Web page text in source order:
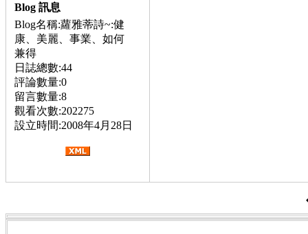
Blog 訊息
Blog名稱:蘿雅蒂詩~:健
康、美麗、事業、如何
兼得
日誌總數:44
評論數量:0
留言數量:8
觀看次數:202275
設立時間:2008年4月28日